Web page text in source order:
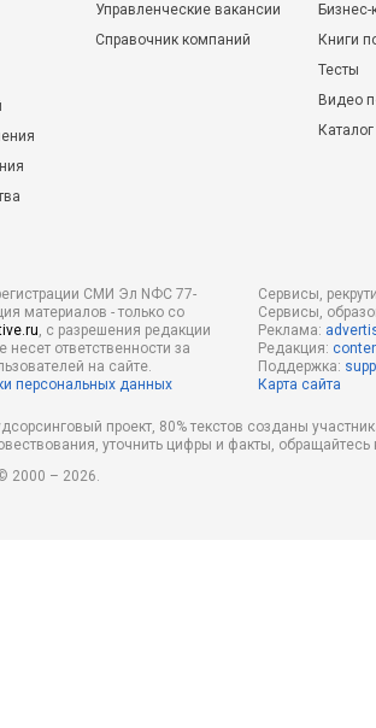
Управленческие вакансии
Справочник компаний
Книги
Тесты
Видео
СМИ Эл NФС 77-
материалов - только со
, с разрешения редакции
несет ответственности за
на сайте.
персональных данных
Сервисы,
Сервисы,
Реклама:
Редакция:
Поддержка:
Карта сайта
проект, 80% текстов созданы
уточнить цифры и факты,
2000 – 2026.